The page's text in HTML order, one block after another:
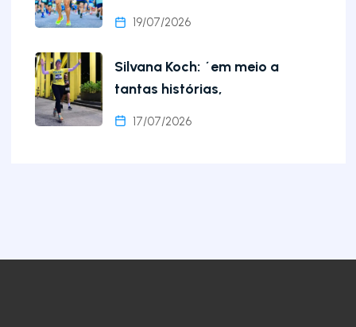
19/07/2026
Silvana Koch: ´em meio a
tantas histórias,
17/07/2026